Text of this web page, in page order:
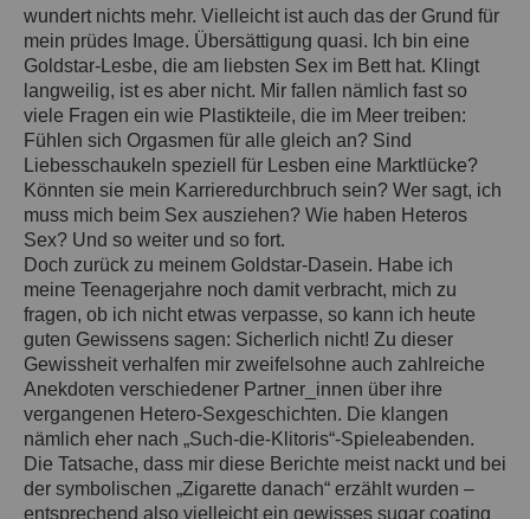
wundert nichts mehr. Vielleicht ist auch das der Grund für
mein prüdes Image. Übersättigung quasi. Ich bin eine
Goldstar-Lesbe, die am liebsten Sex im Bett hat. Klingt
langweilig, ist es aber nicht. Mir fallen nämlich fast so
viele Fragen ein wie Plastikteile, die im Meer treiben:
Fühlen sich Orgasmen für alle gleich an? Sind
Liebesschaukeln speziell für Lesben eine Marktlücke?
Könnten sie mein Karrieredurchbruch sein? Wer sagt, ich
muss mich beim Sex ausziehen? Wie haben Heteros
Sex? Und so weiter und so fort.
Doch zurück zu meinem Goldstar-Dasein. Habe ich
meine Teenagerjahre noch damit verbracht, mich zu
fragen, ob ich nicht etwas verpasse, so kann ich heute
guten Gewissens sagen: Sicherlich nicht! Zu dieser
Gewissheit verhalfen mir zweifelsohne auch zahlreiche
Anekdoten verschiedener Partner_innen über ihre
vergangenen Hetero-Sexgeschichten. Die klangen
nämlich eher nach „Such-die-Klitoris“-Spieleabenden.
Die Tatsache, dass mir diese Berichte meist nackt und bei
der symbolischen „Zigarette danach“ erzählt wurden –
entsprechend also vielleicht ein gewisses sugar coating